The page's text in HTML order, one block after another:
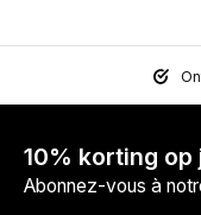
10% korting op
Abonnez-vous à